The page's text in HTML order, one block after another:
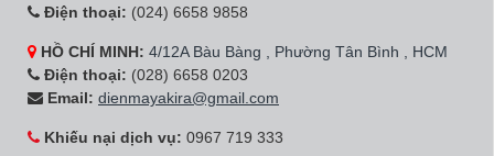
Điện thoại: (024) 6658 9858
HỒ CHÍ MINH: 4/12A Bàu Bàng , Phường Tân Bình , HCM
Điện thoại: (028) 6658 0203
Email: dienmayakira@gmail.com
Khiếu nại dịch vụ: 0967 719 333